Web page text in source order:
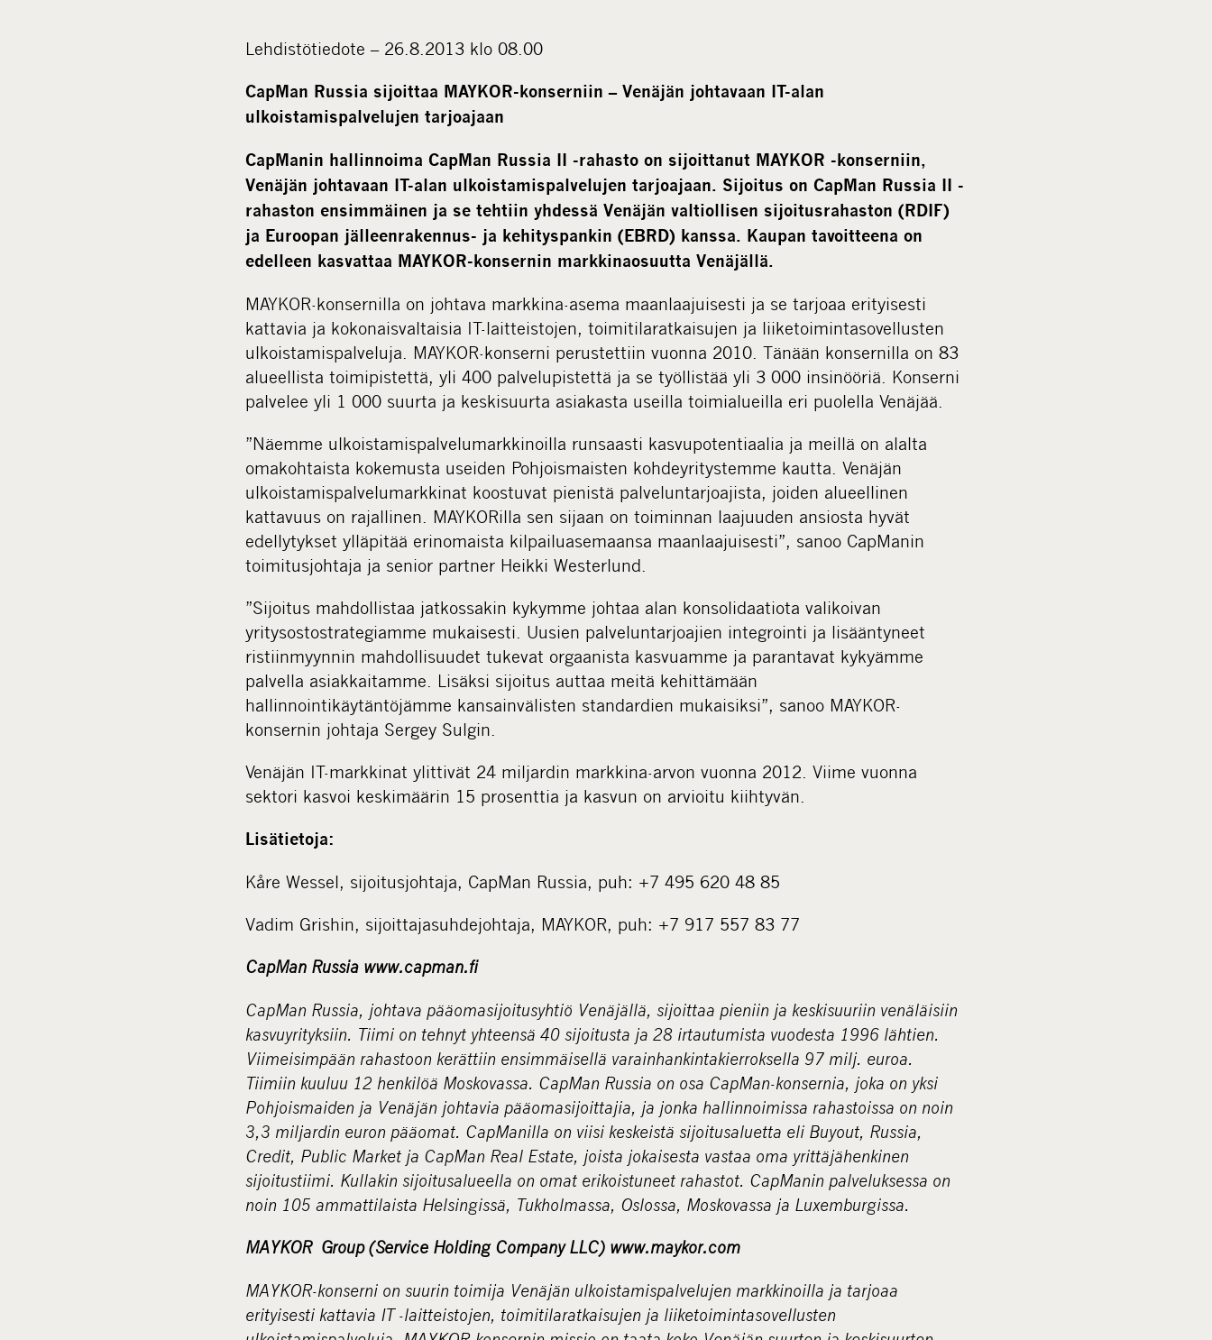
Lehdistötiedote – 26.8.2013 klo 08.00
CapMan Russia sijoittaa MAYKOR-konserniin – Venäjän johtavaan IT-alan
ulkoistamispalvelujen tarjoajaan
CapManin hallinnoima CapMan Russia II -rahasto on sijoittanut MAYKOR -konserniin,
Venäjän johtavaan IT-alan ulkoistamispalvelujen tarjoajaan. Sijoitus on CapMan Russia II -
rahaston ensimmäinen ja se tehtiin yhdessä Venäjän valtiollisen sijoitusrahaston (RDIF)
ja Euroopan jälleenrakennus- ja kehityspankin (EBRD) kanssa. Kaupan tavoitteena on
edelleen kasvattaa MAYKOR-konsernin markkinaosuutta Venäjällä.
MAYKOR-konsernilla on johtava markkina-asema maanlaajuisesti ja se tarjoaa erityisesti
kattavia ja kokonaisvaltaisia IT-laitteistojen, toimitilaratkaisujen ja liiketoimintasovellusten
ulkoistamispalveluja. MAYKOR-konserni perustettiin vuonna 2010. Tänään konsernilla on 83
alueellista toimipistettä, yli 400 palvelupistettä ja se työllistää yli 3 000 insinööriä. Konserni
palvelee yli 1 000 suurta ja keskisuurta asiakasta useilla toimialueilla eri puolella Venäjää.
”Näemme ulkoistamispalvelumarkkinoilla runsaasti kasvupotentiaalia ja meillä on alalta
omakohtaista kokemusta useiden Pohjoismaisten kohdeyritystemme kautta. Venäjän
ulkoistamispalvelumarkkinat koostuvat pienistä palveluntarjoajista, joiden alueellinen
kattavuus on rajallinen. MAYKORilla sen sijaan on toiminnan laajuuden ansiosta hyvät
edellytykset ylläpitää erinomaista kilpailuasemaansa maanlaajuisesti”, sanoo CapManin
toimitusjohtaja ja senior partner Heikki Westerlund.
”Sijoitus mahdollistaa jatkossakin kykymme johtaa alan konsolidaatiota valikoivan
yritysostostrategiamme mukaisesti. Uusien palveluntarjoajien integrointi ja lisääntyneet
ristiinmyynnin mahdollisuudet tukevat orgaanista kasvuamme ja parantavat kykyämme
palvella asiakkaitamme. Lisäksi sijoitus auttaa meitä kehittämään
hallinnointikäytäntöjämme kansainvälisten standardien mukaisiksi”, sanoo MAYKOR-
konsernin johtaja Sergey Sulgin.
Venäjän IT-markkinat ylittivät 24 miljardin markkina-arvon vuonna 2012. Viime vuonna
sektori kasvoi keskimäärin 15 prosenttia ja kasvun on arvioitu kiihtyvän.
Lisätietoja:
Kåre Wessel, sijoitusjohtaja, CapMan Russia, puh: +7 495 620 48 85
Vadim Grishin, sijoittajasuhdejohtaja, MAYKOR, puh: +7 917 557 83 77
CapMan Russia www.capman.fi
CapMan Russia, johtava pääomasijoitusyhtiö Venäjällä, sijoittaa pieniin ja keskisuuriin venäläisiin
kasvuyrityksiin. Tiimi on tehnyt yhteensä 40 sijoitusta ja 28 irtautumista vuodesta 1996 lähtien.
Viimeisimpään rahastoon kerättiin ensimmäisellä varainhankintakierroksella 97 milj. euroa.
Tiimiin kuuluu 12 henkilöä Moskovassa. CapMan Russia on osa CapMan-konsernia, joka on yksi
Pohjoismaiden ja Venäjän johtavia pääomasijoittajia, ja jonka hallinnoimissa rahastoissa on noin
3,3 miljardin euron pääomat. CapManilla on viisi keskeistä sijoitusaluetta eli Buyout, Russia,
Credit, Public Market ja CapMan Real Estate, joista jokaisesta vastaa oma yrittäjähenkinen
sijoitustiimi. Kullakin sijoitusalueella on omat erikoistuneet rahastot. CapManin palveluksessa on
noin 105 ammattilaista Helsingissä, Tukholmassa, Oslossa, Moskovassa ja Luxemburgissa.
MAYKOR Group (Service Holding Company LLC) www.maykor.com
MAYKOR-konserni on suurin toimija Venäjän ulkoistamispalvelujen markkinoilla ja tarjoaa
erityisesti kattavia IT -laitteistojen, toimitilaratkaisujen ja liiketoimintasovellusten